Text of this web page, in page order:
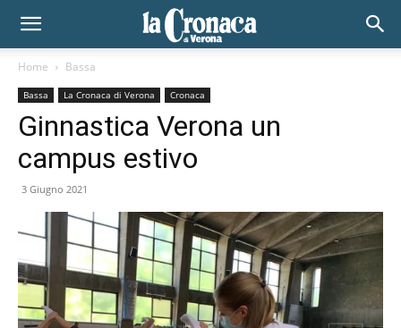
Home Bassa
Bassa La Cronaca di Verona Cronaca
Ginnastica Verona un
campus estivo
3 Giugno 2021